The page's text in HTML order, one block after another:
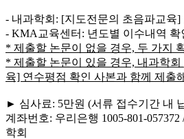
- 내과학회: [지도전문의 초음파교육]
- KMA교육센터: 년도별 이수내역 확
* 제출할 논문이 없을 경우, 두 가지
* 제출할 논문이 있을 경우, 내과학
육] 연수평점 확인 사본과 함께 제출
► 심사료: 5만원 (서류 접수기간 내
계좌번호: 우리은행 1005-801-
학회